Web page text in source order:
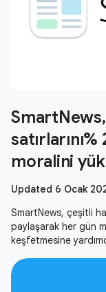
moralini
Updated 6 Ocak
SmartNews, çeşitli
paylaşarak her gün
keşfetmesine